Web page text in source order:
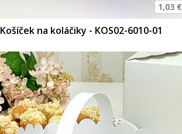
1,03 €
Košíček na koláčiky - KOS02-6010-01